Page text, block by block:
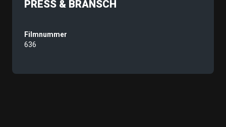
PRESS & BRANSCH
Filmnummer
636